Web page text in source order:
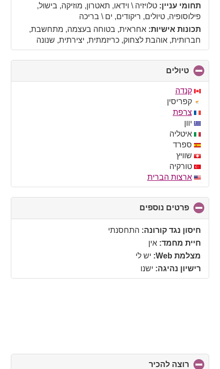
תחומי עניין: טלויזיה \ וידאו, תאטרון, מוזיקה, בישול,
פילוסופיה, טיולים, ריקודים, ים \ בריכה
תכונות אישיות: אחראית, בטוחה בעצמה, מתחשבת,
חברותית, אוהבת לצחוק, כריזמתית, יצירתית, שנונה
טיולים
to
קנדה
קפריסין
צרפת
יוון
איטליה
ספרד
שוויץ
טורקיה
ארצות הברית
פרטים נוספים
to
collapse חיסון נגד קורונה: התחסנתי
חיית מחמד: אין
מצלמת Web:
יש לי
רישיון נהיגה: ישנו
רוצה להכיר